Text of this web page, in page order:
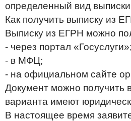
определенный вид
Как получить выписку из
Выписку из ЕГРН можно
- через портал «Госуслуги»;
- в МФЦ;
- на официальном сайте
Документ можно получить
варианта имеют
В настоящее время